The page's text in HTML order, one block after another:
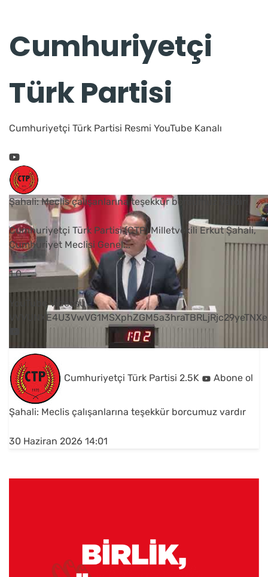
Cumhuriyetçi
Türk Partisi
Cumhuriyetçi Türk Partisi Resmi YouTube Kanalı
Şahali: Meclis çalışanlarına teşekkür borcumuz vardır
Cumhuriyetçi Türk Partisi (CTP) Milletvekili Erkut Şahali,
Cumhuriyet Meclisi Genel...
1 0
YouTube Videosu
Cumhuriyetçi Türk Partisi 2.5K Abone ol
Şahali: Meclis çalışanlarına teşekkür borcumuz vardır
30 Haziran 2026 14:01